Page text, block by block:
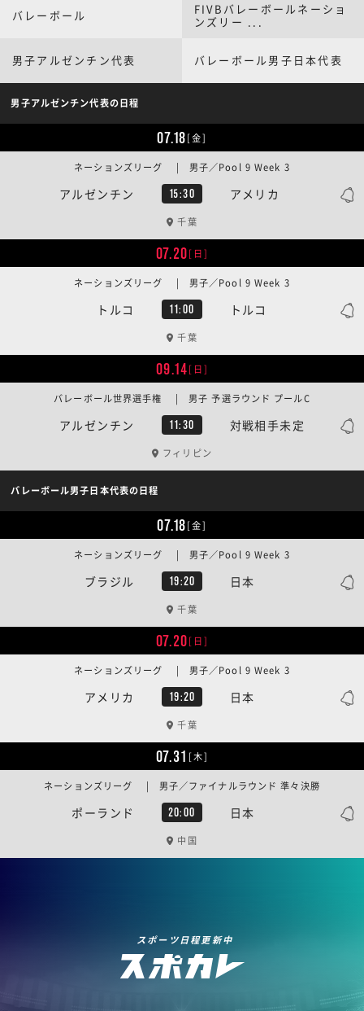
バレーボール
FIVBバレーボールネーショ
ンズリー ...
男子アルゼンチン代表 バレーボール男子日本代表
男子アルゼンチン代表の日程
07.18[金]
アルゼンチン 15:30 アメリカ
ネーションズリーグ | 男子／Pool 9 Week 3
千葉
07.20[日]
トルコ 11:00 トルコ
ネーションズリーグ | 男子／Pool 9 Week 3
千葉
09.14[日]
アルゼンチン 11:30 対戦相手未定
バレーボール世界選手権 | 男子 予選ラウンド プールC
フィリピン
バレーボール男子日本代表の日程
07.18[金]
ブラジル 19:20 日本
ネーションズリーグ | 男子／Pool 9 Week 3
千葉
07.20[日]
アメリカ 19:20 日本
ネーションズリーグ | 男子／Pool 9 Week 3
千葉
07.31 [木]
ポーランド 20:00 日本
ネーションズリーグ | 男子／ファイナルラウンド 準々決勝
中国
スポーツ日程更新中